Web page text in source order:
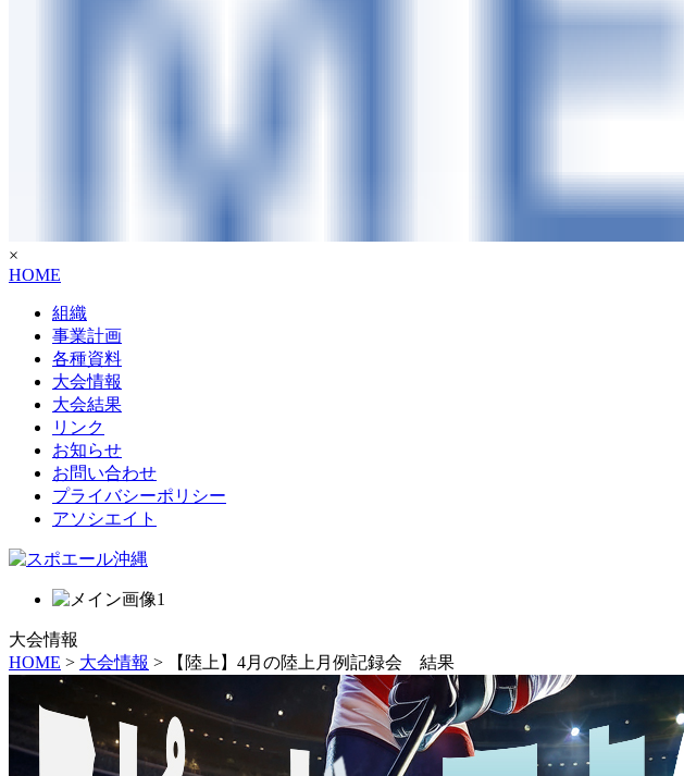
×
HOME
組織
事業計画
各種資料
大会情報
大会結果
リンク
お知らせ
お問い合わせ
プライバシーポリシー
アソシエイト
大会情報
HOME > 大会情報 > 【陸上】4月の陸上月例記録会 結果